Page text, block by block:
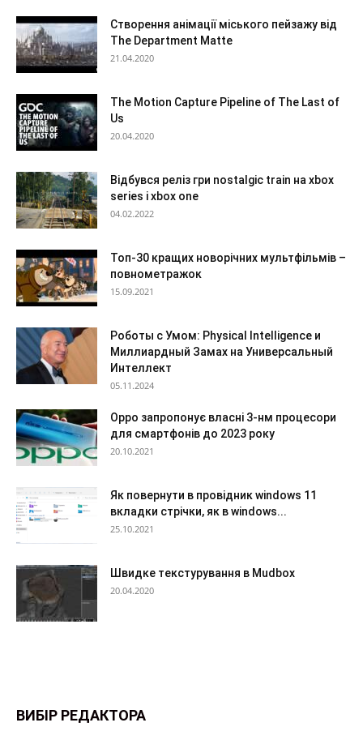
Створення анімації міського пейзажу від
The Department Matte
21.04.2020
The Motion Capture Pipeline of The Last of
Us
20.04.2020
Відбувся реліз гри nostalgic train на xbox
series і xbox one
04.02.2022
Топ-30 кращих новорічних мультфільмів –
повнометражок
15.09.2021
Роботы с Умом: Physical Intelligence и
Миллиардный Замах на Универсальный
Интеллект
05.11.2024
Oppo запропонує власні 3-нм процесори
для смартфонів до 2023 року
20.10.2021
Як повернути в провідник windows 11
вкладки стрічки, як в windows...
25.10.2021
Швидке текстурування в Mudbox
20.04.2020
ВИБІР РЕДАКТОРА